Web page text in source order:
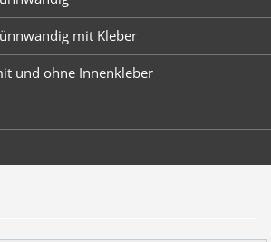
mit Kleber
und ohne Innenkleber